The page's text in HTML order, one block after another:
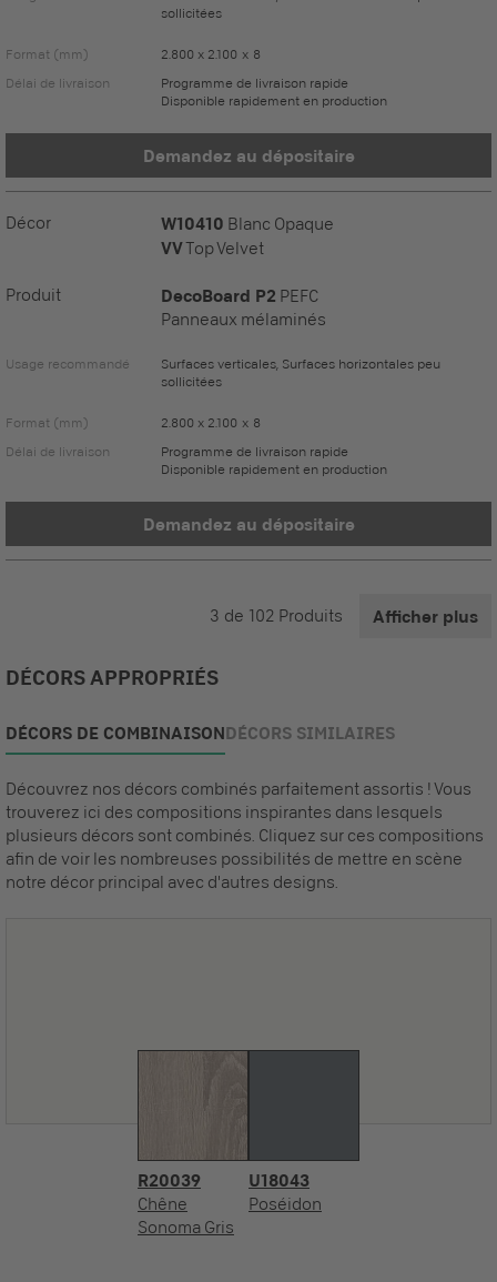
sollicitées
Format (mm)
2.800 x 2.100 x 8
Délai de livraison
Programme de livraison rapide
Disponible rapidement en production
Demandez au dépositaire
Décor W10410 Blanc Opaque
VVTop Velvet
Produit DecoBoard P2 PEFC
Panneaux mélaminés
Usage recommandé
Surfaces verticales, Surfaces horizontales peu
sollicitées
Format (mm)
2.800 x 2.100 x 8
Délai de livraison
Programme de livraison rapide
Disponible rapidement en production
Demandez au dépositaire
3 de 102 Produits Afficher plus
DÉCORS APPROPRIÉS
DÉCORS DE COMBINAISONDÉCORS SIMILAIRES
Découvrez nos décors combinés parfaitement assortis ! Vous
trouverez ici des compositions inspirantes dans lesquels
plusieurs décors sont combinés. Cliquez sur ces compositions
afin de voir les nombreuses possibilités de mettre en scène
notre décor principal avec d'autres designs.
R20039
Chêne
Sonoma Gris
U18043
Poséidon